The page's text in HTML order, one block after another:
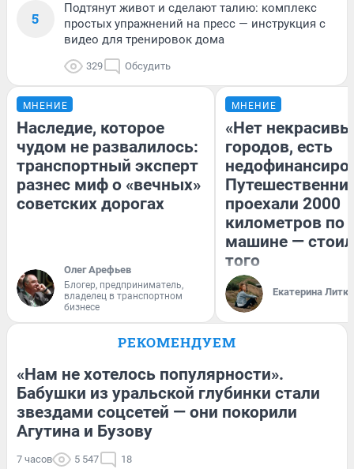
5
Подтянут живот и сделают талию: комплекс
простых упражнений на пресс — инструкция с
видео для тренировок дома
329 Обсудить
МНЕНИЕ
Наследие, которое
чудом не развалилось:
транспортный эксперт
разнес миф о «вечных»
советских дорогах
Олег Арефьев
Блогер, предприниматель,
владелец в транспортном
бизнесе
МНЕНИЕ
«Нет
городов, есть
проехали 2000
километров по
машине —
того
Екатерина
РЕКОМЕНДУЕМ
«Нам не хотелось популярности».
Бабушки из уральской глубинки стали
звездами соцсетей — они покорили
Агутина и Бузову
7 часов 5 547 18